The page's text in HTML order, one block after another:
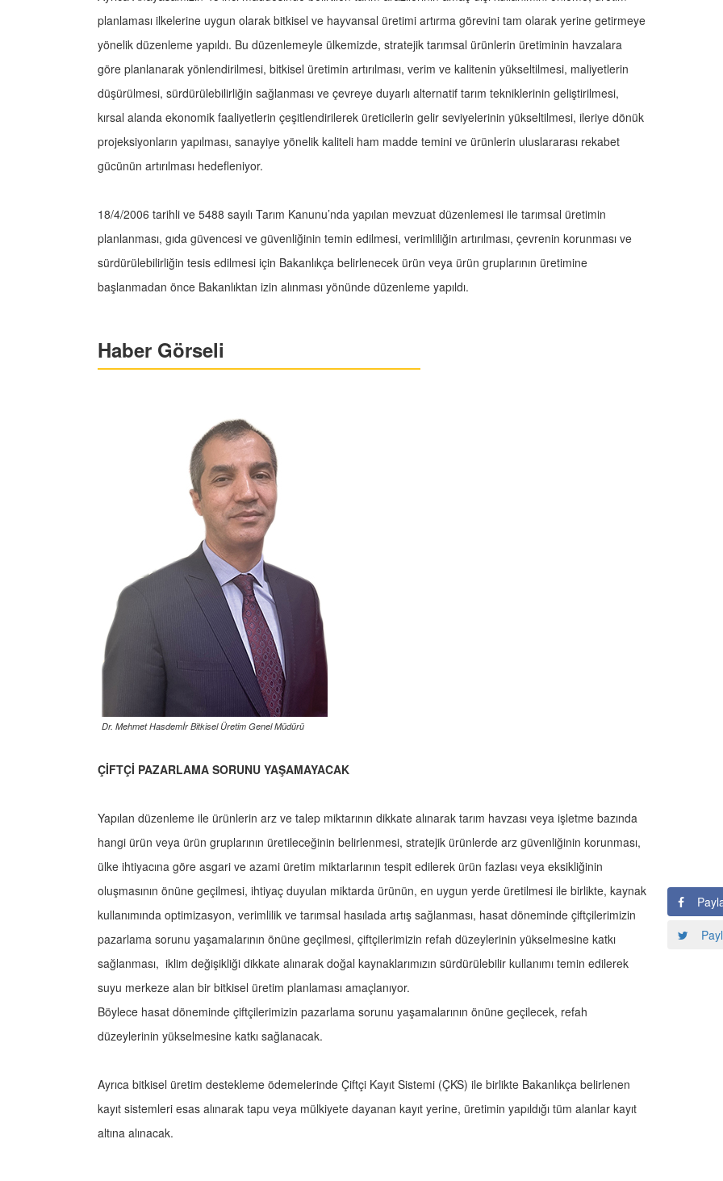
planlaması ilkelerine uygun olarak bitkisel ve hayvansal üretimi artırma görevini tam olarak yerine getirmeye
yönelik düzenleme yapıldı. Bu düzenlemeyle ülkemizde, stratejik tarımsal ürünlerin üretiminin havzalara
göre planlanarak yönlendirilmesi, bitkisel üretimin artırılması, verim ve kalitenin yükseltilmesi, maliyetlerin
düşürülmesi, sürdürülebilirliğin sağlanması ve çevreye duyarlı alternatif tarım tekniklerinin geliştirilmesi,
kırsal alanda ekonomik faaliyetlerin çeşitlendirilerek üreticilerin gelir seviyelerinin yükseltilmesi, ileriye dönük
projeksiyonların yapılması, sanayiye yönelik kaliteli ham madde temini ve ürünlerin uluslararası rekabet
gücünün artırılması hedefleniyor.
18/4/2006 tarihli ve 5488 sayılı Tarım Kanunu’nda yapılan mevzuat düzenlemesi ile tarımsal üretimin
planlanması, gıda güvencesi ve güvenliğinin temin edilmesi, verimliliğin artırılması, çevrenin korunması ve
sürdürülebilirliğin tesis edilmesi için Bakanlıkça belirlenecek ürün veya ürün gruplarının üretimine
başlanmadan önce Bakanlıktan izin alınması yönünde düzenleme yapıldı.
Haber Görseli
Dr. Mehmet Hasdemİr Bitkisel Üretim Genel Müdürü
ÇİFTÇİ PAZARLAMA SORUNU YAŞAMAYACAK
Yapılan düzenleme ile ürünlerin arz ve talep miktarının dikkate alınarak tarım havzası veya işletme bazında
hangi ürün veya ürün gruplarının üretileceğinin belirlenmesi, stratejik ürünlerde arz güvenliğinin korunması,
ülke ihtiyacına göre asgari ve azami üretim miktarlarının tespit edilerek ürün fazlası veya eksikliğinin
oluşmasının önüne geçilmesi, ihtiyaç duyulan miktarda ürünün, en uygun yerde üretilmesi ile birlikte, kaynak
kullanımında optimizasyon, verimlilik ve tarımsal hasılada artış sağlanması, hasat döneminde çiftçilerimizin
pazarlama sorunu yaşamalarının önüne geçilmesi, çiftçilerimizin refah düzeylerinin yükselmesine katkı
sağlanması, iklim değişikliği dikkate alınarak doğal kaynaklarımızın sürdürülebilir kullanımı temin edilerek
suyu merkeze alan bir bitkisel üretim planlaması amaçlanıyor.
Böylece hasat döneminde çiftçilerimizin pazarlama sorunu yaşamalarının önüne geçilecek, refah
düzeylerinin yükselmesine katkı sağlanacak.
Ayrıca bitkisel üretim destekleme ödemelerinde Çiftçi Kayıt Sistemi (ÇKS) ile birlikte Bakanlıkça belirlenen
kayıt sistemleri esas alınarak tapu veya mülkiyete dayanan kayıt yerine, üretimin yapıldığı tüm alanlar kayıt
altına alınacak.